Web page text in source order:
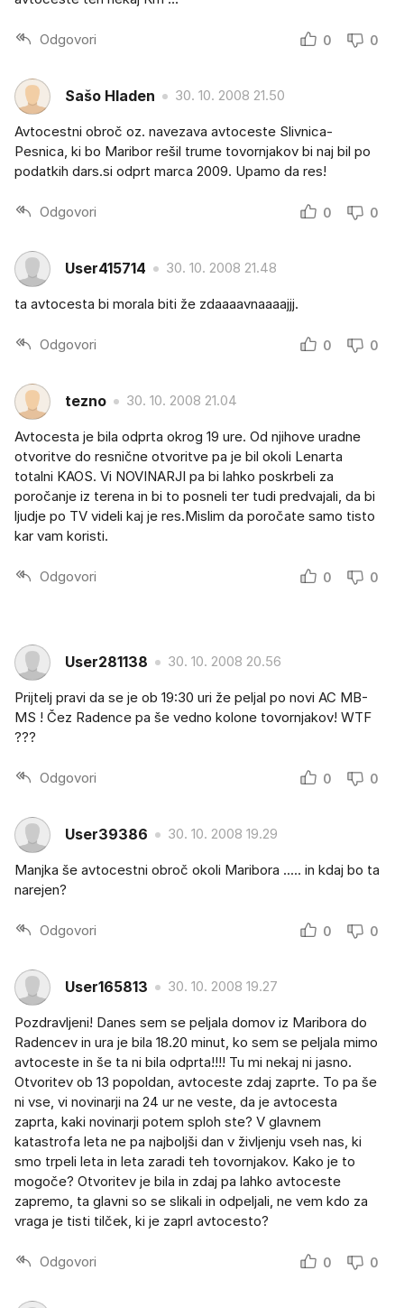
Odgovori 0 0
Sašo Hladen 30. 10. 2008 21.50
Avtocestni obroč oz. navezava avtoceste Slivnica-
Pesnica, ki bo Maribor rešil trume tovornjakov bi naj bil po
podatkih dars.si odprt marca 2009. Upamo da res!
Odgovori 0 0
User415714 30. 10. 2008 21.48
ta avtocesta bi morala biti že zdaaaavnaaaajjj.
Odgovori 0 0
tezno 30. 10. 2008 21.04
Avtocesta je bila odprta okrog 19 ure. Od njihove uradne
otvoritve do resnične otvoritve pa je bil okoli Lenarta
totalni KAOS. Vi NOVINARJI pa bi lahko poskrbeli za
poročanje iz terena in bi to posneli ter tudi predvajali, da bi
ljudje po TV videli kaj je res.Mislim da poročate samo tisto
kar vam koristi.
Odgovori 0 0
User281138 30. 10. 2008 20.56
Prijtelj pravi da se je ob 19:30 uri že peljal po novi AC MB-
MS ! Čez Radence pa še vedno kolone tovornjakov! WTF
???
Odgovori 0 0
User39386 30. 10. 2008 19.29
Manjka še avtocestni obroč okoli Maribora ..... in kdaj bo ta
narejen?
Odgovori 0 0
User165813 30. 10. 2008 19.27
Pozdravljeni! Danes sem se peljala domov iz Maribora do
Radencev in ura je bila 18.20 minut, ko sem se peljala mimo
avtoceste in še ta ni bila odprta!!!! Tu mi nekaj ni jasno.
Otvoritev ob 13 popoldan, avtoceste zdaj zaprte. To pa še
ni vse, vi novinarji na 24 ur ne veste, da je avtocesta
zaprta, kaki novinarji potem sploh ste? V glavnem
katastrofa leta ne pa najboljši dan v življenju vseh nas, ki
smo trpeli leta in leta zaradi teh tovornjakov. Kako je to
mogoče? Otvoritev je bila in zdaj pa lahko avtoceste
zapremo, ta glavni so se slikali in odpeljali, ne vem kdo za
vraga je tisti tilček, ki je zaprl avtocesto?
Odgovori 0 0